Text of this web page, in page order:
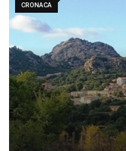
CRONACA